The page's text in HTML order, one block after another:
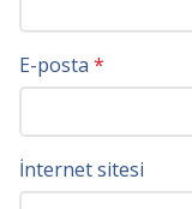
E-posta *
İnternet sitesi